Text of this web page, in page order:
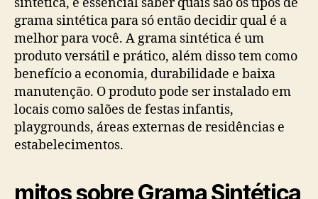
grama sintética para só então decidir qual é a
melhor para você. A grama sintética é um
produto versátil e prático, além disso tem como
benefício a economia, durabilidade e baixa
manutenção. O produto pode ser instalado em
locais como salões de festas infantis,
playgrounds, áreas externas de residências e
estabelecimentos.
mitos sobre Grama Sintética